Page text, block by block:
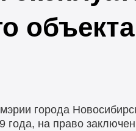
объекта
города
года, на право